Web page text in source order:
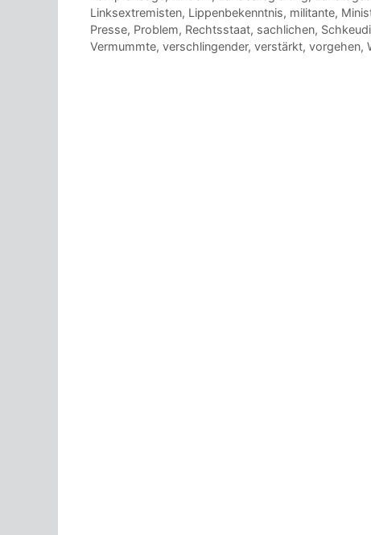
Linksextremisten, Lippenbekenntnis, militante,
Presse, Problem, Rechtsstaat, sachlichen,
Vermummte, verschlingender, verstärkt, vorgehen,